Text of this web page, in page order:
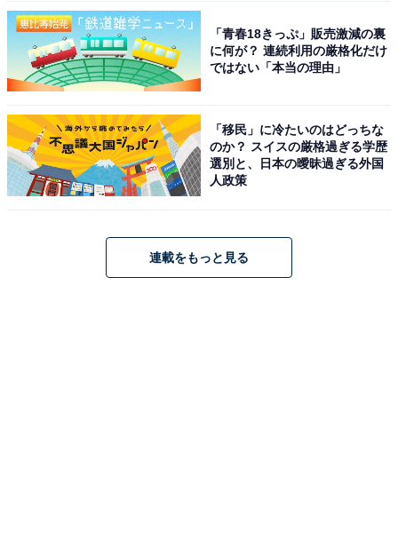
第1位：ドンク
第1位は、「ドンク」でした。サクッとした表面に柔ら
かな中身が人気の「クロワッサン」のほか、一部店舗併
「青春18きっぷ」販売激減の裏
に何が？ 連続利用の厳格化だけ
ではない「本当の理由」
「移民」に冷たいのはどっちな
のか？ スイスの厳格過ぎる学歴
選別と、日本の曖昧過ぎる外国
人政策
連載をもっと見る